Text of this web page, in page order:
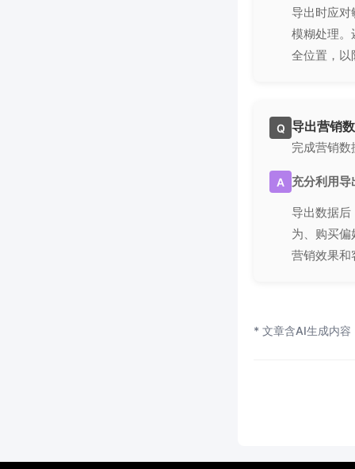
导出时应对
模糊处理。
全位置，以
Q 导出营销
完成营销
A 充分利用
导出数据
为、购买
营销效果和
* 文章含AI生成内容